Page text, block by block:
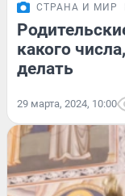
СТРАНА И МИР
какого
делать
29 марта, 2024, 10:00